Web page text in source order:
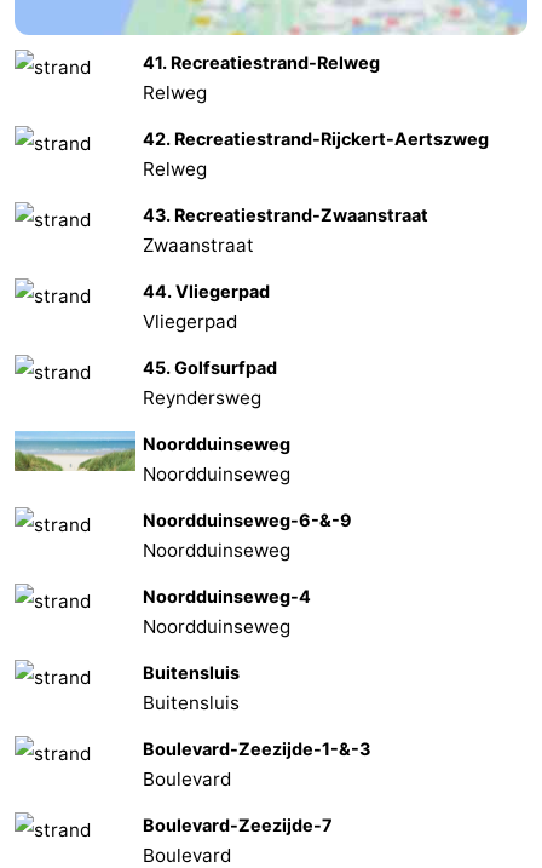
41. Recreatiestrand-Relweg
Relweg
42. Recreatiestrand-Rijckert-Aertszweg
Relweg
43. Recreatiestrand-Zwaanstraat
Zwaanstraat
44. Vliegerpad
Vliegerpad
45. Golfsurfpad
Reyndersweg
Noordduinseweg
Noordduinseweg
Noordduinseweg-6-&-9
Noordduinseweg
Noordduinseweg-4
Noordduinseweg
Buitensluis
Buitensluis
Boulevard-Zeezijde-1-&-3
Boulevard
Boulevard-Zeezijde-7
Boulevard